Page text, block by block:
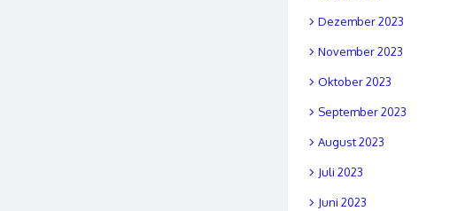
Dezember 2023
November 2023
Oktober 2023
September 2023
August 2023
Juli 2023
Juni 2023